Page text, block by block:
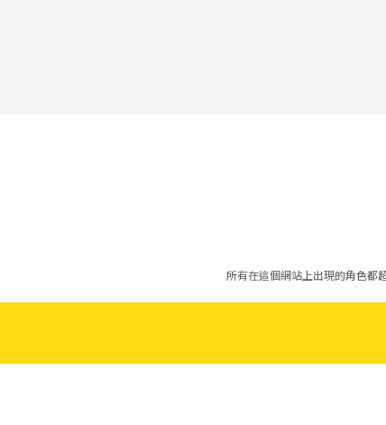
所有在這個網站上出現的角色都